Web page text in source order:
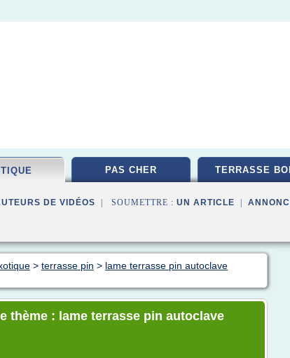
PAS CHER TERRASSE
DE VIDÉOS | SOUMETTRE : UN ARTICLE
> terrasse pin > lame terrasse pin autoclave
thème : lame terrasse pin autoclave